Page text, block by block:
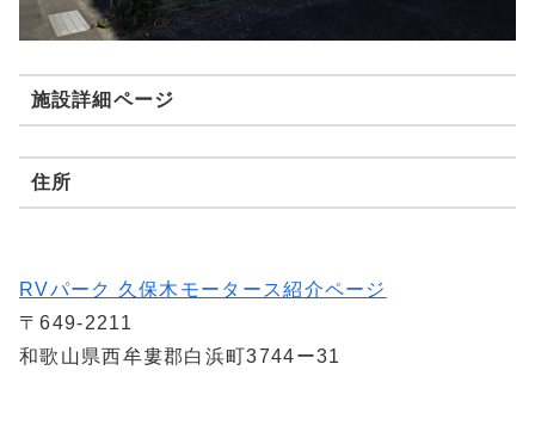
施設詳細ページ
住所
RVパーク 久保木モータース紹介ページ
〒649-2211
和歌山県西牟婁郡白浜町3744ー31